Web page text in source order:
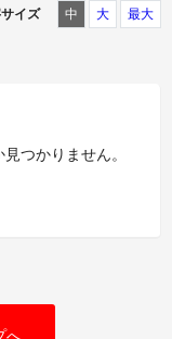
イズ 中 大 最大
つかりません。